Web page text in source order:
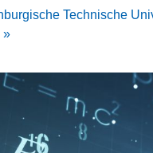
Technische
»